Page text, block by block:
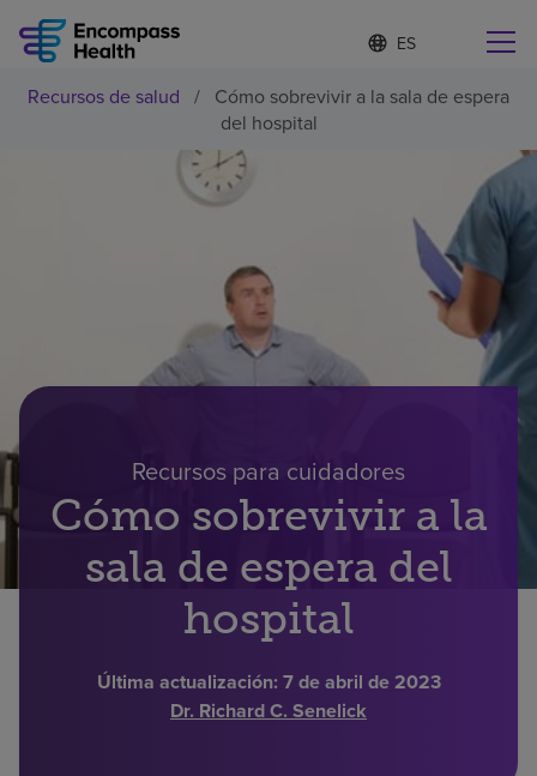
Lista
de
idiomas
d
o
Encuentre una localidad cerca de usted
Servicios de rehabilitación
Pacientes y cuidadores
Acerca de nosotros
Buscar un centro
Recursos de salud / Cómo sobrevivir a la sala de espera
del hospital
Recursos para cuidadores
Cómo sobrevivir a la
sala de espera del
hospital
Última actualización: 7 de abril de 2023
Dr. Richard C. Senelick